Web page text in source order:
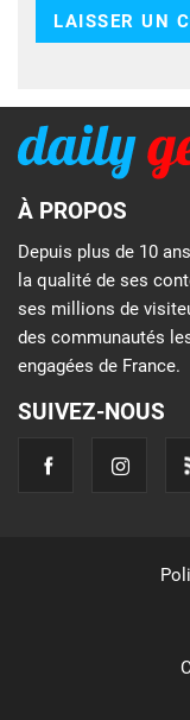
À PROPOS
Depuis plus de 10
la qualité de ses
ses millions de
des communautés
engagées de France.
SUIVEZ-NOUS